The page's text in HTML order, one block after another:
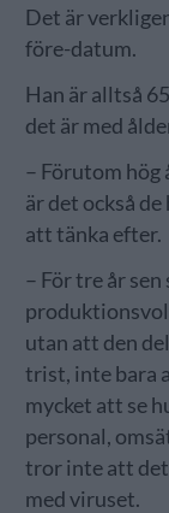
Det är
före-datum.
Han är alltså
det är med
– Förutom hög
är det också
att tänka efter.
– För tre år
utan att den
trist, inte bara
mycket att se
personal,
tror inte att det
med viruset.